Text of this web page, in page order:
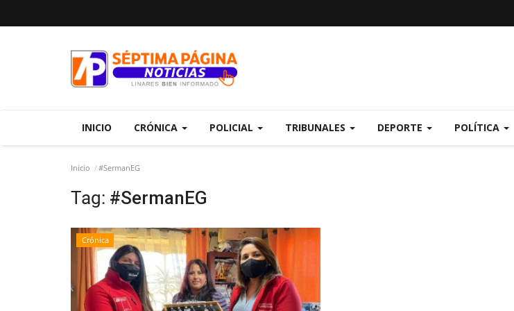
INICIO CRÓNICA POLICIAL TRIBUNALES DEPORTE POLÍTICA
Inicio #SermanEG
Tag: #SermanEG
Crónica